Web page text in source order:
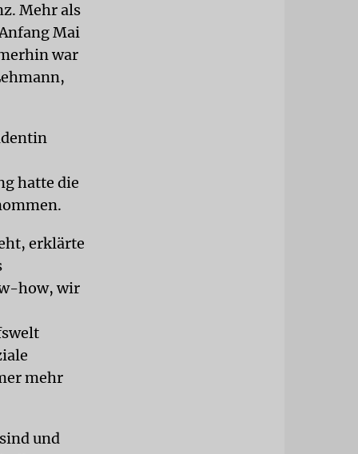
Mehr als
Mai
war
hatte die
erklärte
how, wir
mehr
und